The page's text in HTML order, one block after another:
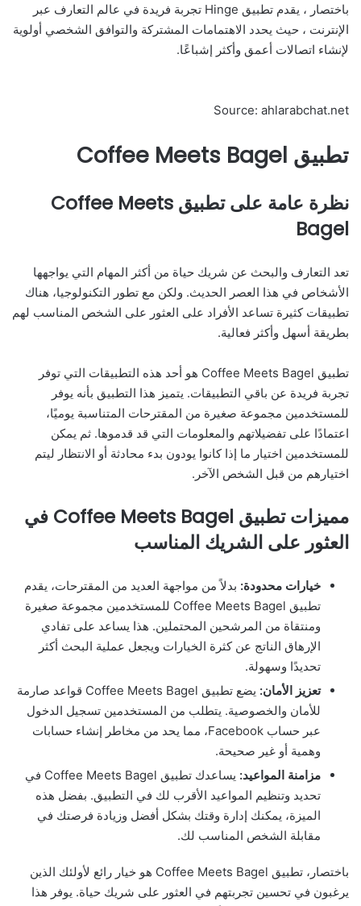
باختصار ، يقدم تطبيق Hinge تجربة فريدة في عالم التعارف عبر
الإنترنت ، حيث يحدد الاهتمامات المشتركة والتوافق الشخصي أولوية
لإنشاء اتصالات أعمق وأكثر إشباعًا.
Source: ahlarabchat.net
تطبيق Coffee Meets Bagel
نظرة عامة على تطبيق Coffee Meets
Bagel
تعد التعارف والبحث عن شريك حياة من أكثر المهام التي يواجهها
الأشخاص في هذا العصر الحديث. ولكن مع تطور التكنولوجيا، هناك
تطبيقات كثيرة تساعد الأفراد على العثور على الشخص المناسب لهم
بطريقة أسهل وأكثر فعالية.
تطبيق Coffee Meets Bagel هو أحد هذه التطبيقات التي توفر
تجربة فريدة عن باقي التطبيقات. يتميز هذا التطبيق بأنه يوفر
للمستخدمين مجموعة صغيرة من المقترحات المتناسبة يوميًا،
اعتمادًا على تفضيلاتهم والمعلومات التي قد قدموها. ثم يمكن
للمستخدمين اختيار ما إذا كانوا يودون بدء محادثة أو الانتظار ليتم
اختيارهم من قبل الشخص الآخر.
مميزات تطبيق Coffee Meets Bagel في
العثور على الشريك المناسب
خيارات محدودة: بدلاً من مواجهة العديد من المقترحات، يقدم
تطبيق Coffee Meets Bagel للمستخدمين مجموعة صغيرة
ومنتقاة من المرشحين المحتملين. هذا يساعد على تفادي
الإرهاق الناتج عن كثرة الخيارات ويجعل عملية البحث أكثر
تحديدًا وسهولة.
تعزيز الأمان:
يضع تطبيق Coffee Meets Bagel قواعد صارمة
للأمان والخصوصية. يتطلب من المستخدمين تسجيل الدخول
عبر حساب Facebook، مما يحد من مخاطر إنشاء حسابات
وهمية أو غير صحيحة.
مزامنة المواعيد:
يساعدك تطبيق Coffee Meets Bagel في
تحديد وتنظيم المواعيد الأقرب لك في التطبيق. بفضل هذه
الميزة، يمكنك إدارة وقتك بشكل أفضل وزيادة فرصتك في
مقابلة الشخص المناسب لك.
باختصار، تطبيق Coffee Meets Bagel هو خيار رائع لأولئك الذين
يرغبون في تحسين تجربتهم في العثور على شريك حياة. يوفر هذا